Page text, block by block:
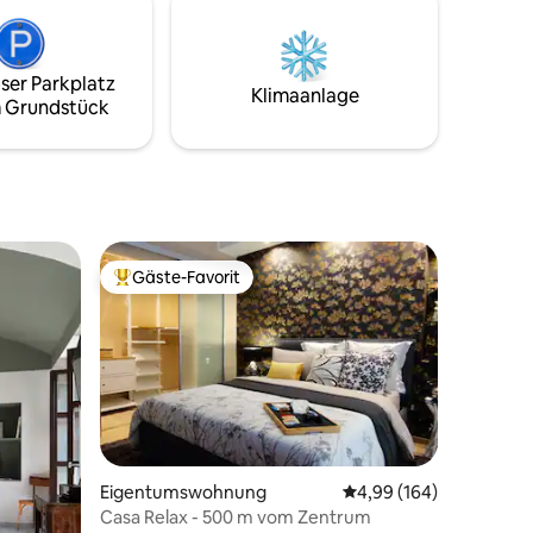
Parkplatz
Grundstück
Klimaanlage
Beliebter Gäste-Favorit.
Gäste-Favorit
Eigentumswohnung Durchschnittliche
4,99 (164)
Casa Relax - 500 m vom Zentrum